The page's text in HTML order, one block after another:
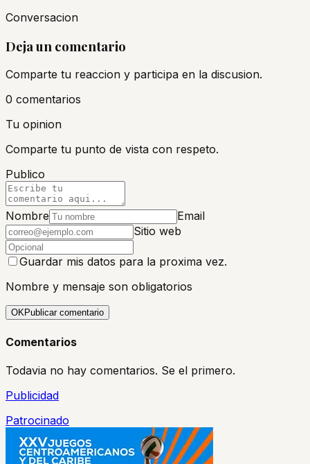
Conversacion
Deja un comentario
Comparte tu reaccion y participa en la discusion.
0 comentarios
Tu opinion
Comparte tu punto de vista con respeto.
Publico
Nombre
Email
Sitio web
Guardar mis datos para la proxima vez.
Nombre y mensaje son obligatorios
OKPublicar comentario
Comentarios
Todavia no hay comentarios. Se el primero.
Publicidad
Patrocinado